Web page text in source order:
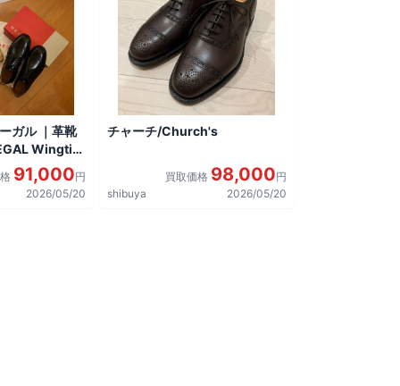
ガル ｜革靴
Wingtip
した。
91,000円
2026/05/20
チャーチ/Church's
買取価格 98,000円
shibuya
2026/05/20